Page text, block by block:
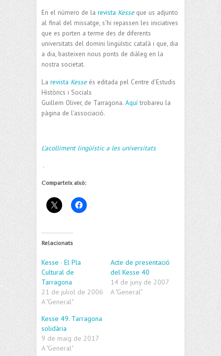
En el número de la revista Kesse que us adjunto
al final del missatge, s’hi repassen les iniciatives
que es porten a terme des de diferents
universitats del domini lingüístic català i que, dia
a dia, basteixen nous ponts de diàleg en la
nostra societat.
La revista Kesseés editada pel Centre d’Estudis
Històrics i Socials
Guillem Oliver, de Tarragona. Aquítrobareu la
pàgina de l’associació.
L’acolliment lingüístic a les universitats
.
Comparteix això:
Relacionats
Kesse · El Pla
Cultural de
Tarragona
21 de juliol de 2006
A "General"
Acte de presentació
del Kesse 40
14 de juny de 2007
A "General"
Kesse 49. Tarragona
solidària
9 de maig de 2017
A "General"